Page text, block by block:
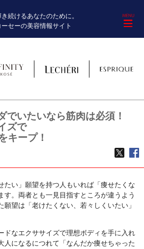
き続けるあなたのために。
ーセーの美容情報サイト
でいたいなら筋肉は必須！
ズで
キープ！
たい」願望を持つ人もいれば「痩せたくな
す。両者とも一見目指すところが違うよう
願望は「老けたくない、若々しくいたい」
ドなエクササイズで理想ボディを手に入れ
人になるにつれて「なんだか痩せちゃった